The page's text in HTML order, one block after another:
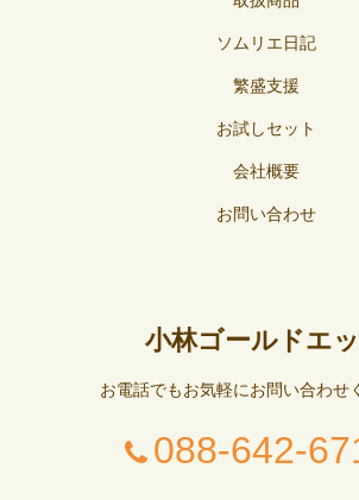
ソムリエ日記
繁盛支援
お試しセット
会社概要
お問い合わせ
小林ゴールドエ
お電話でもお気軽にお問い合わせ
088-642-